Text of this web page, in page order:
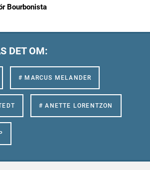
Bourbonista
DET OM:
# MARCUS MELANDER
# ANETTE LORENTZON